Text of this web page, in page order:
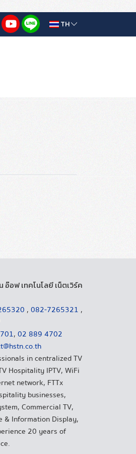
TH
อ๊อฟ เทคโนโลยี เน็ตเวิร์ค
, 082-7265321 ,
, 02 889 4702
in centralized TV
Hospitality IPTV, WiFi
network, FTTx
businesses,
Commercial TV,
& Information Display,
20 years of